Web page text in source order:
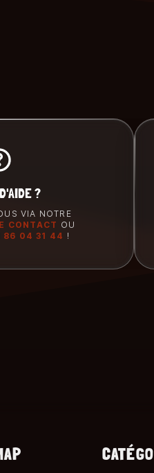
?
VIA NOTRE
CONTACT OU
86 04 31 44 !